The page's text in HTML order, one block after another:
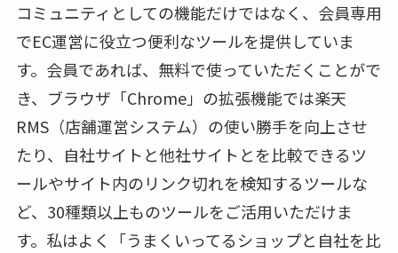
コミュニティとしての機能だけではなく、会員専用
でEC運営に役立つ便利なツールを提供していま
す。会員であれば、無料で使っていただくことがで
き、ブラウザ「Chrome」の拡張機能では楽天
RMS（店舗運営システム）の使い勝手を向上させ
たり、自社サイトと他社サイトとを比較できるツ
ールやサイト内のリンク切れを検知するツールな
ど、30種類以上ものツールをご活用いただけま
す。私はよく「うまくいってるショップと自社を比